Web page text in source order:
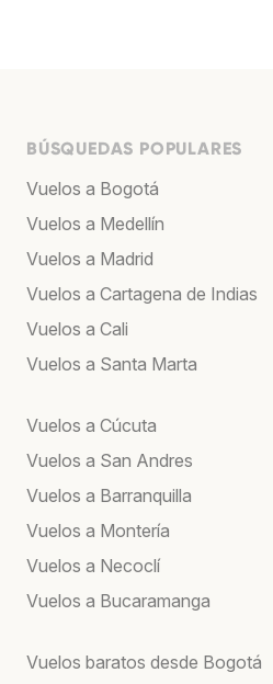
BÚSQUEDAS POPULARES
Vuelos a Bogotá
Vuelos a Medellín
Vuelos a Madrid
Vuelos a Cartagena de Indias
Vuelos a Cali
Vuelos a Santa Marta
Vuelos a Cúcuta
Vuelos a San Andres
Vuelos a Barranquilla
Vuelos a Montería
Vuelos a Necoclí
Vuelos a Bucaramanga
Vuelos baratos desde Bogotá